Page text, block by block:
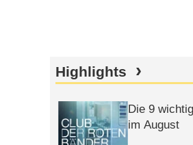
Highlights
Die 9
im August